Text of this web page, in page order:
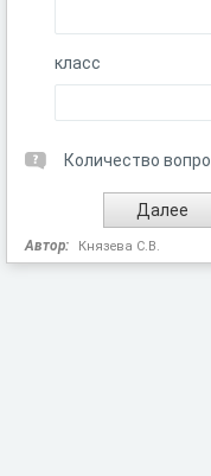
класс
Количество
Автор: Князева С.В.